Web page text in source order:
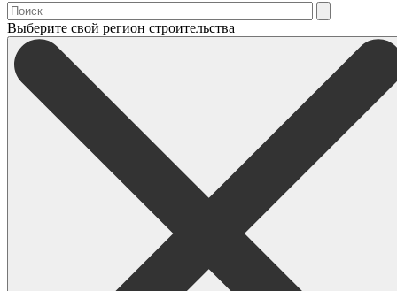
Выберите свой регион строительства